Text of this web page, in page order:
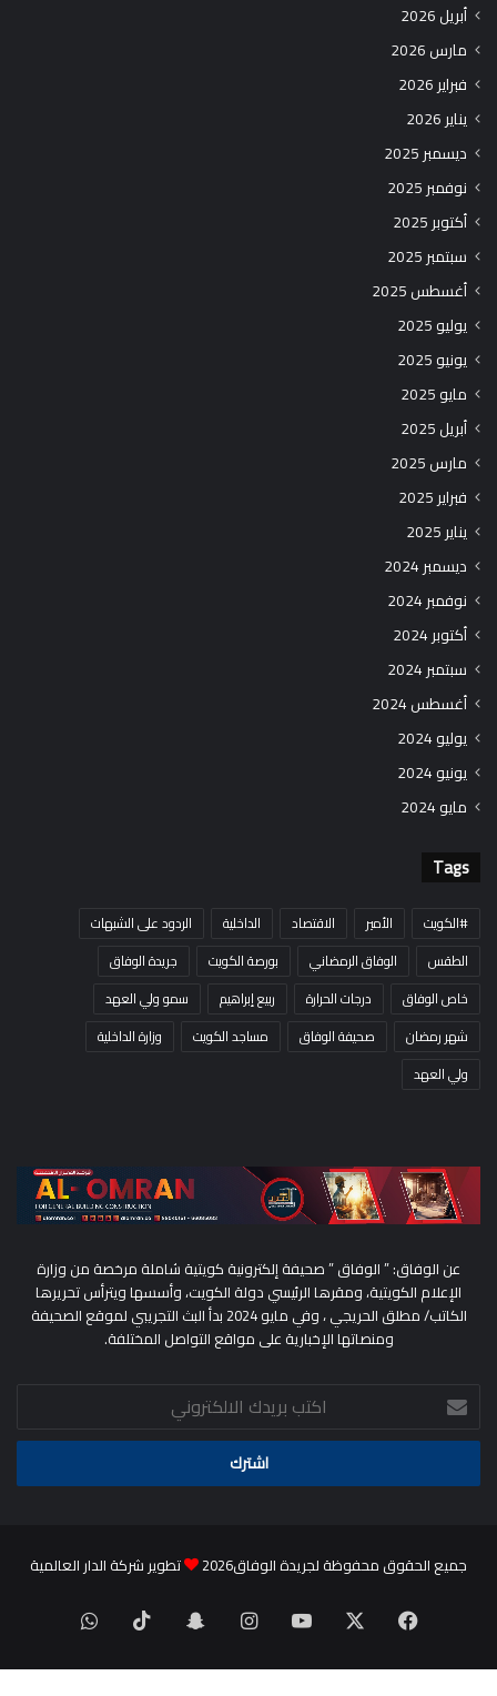
أبريل 2026
مارس 2026
فبراير 2026
يناير 2026
ديسمبر 2025
نوفمبر 2025
أكتوبر 2025
سبتمبر 2025
أغسطس 2025
يوليو 2025
يونيو 2025
مايو 2025
أبريل 2025
مارس 2025
فبراير 2025
يناير 2025
ديسمبر 2024
نوفمبر 2024
أكتوبر 2024
سبتمبر 2024
أغسطس 2024
يوليو 2024
يونيو 2024
مايو 2024
Tags
#الكويت الأمير الاقتصاد الداخلية
الردود على الشبهات
الطقس
الوفاق الرمضاني بورصة الكويت
جريدة الوفاق
خاص الوفاق
درجات الحرارة ربيع إبراهيم
سمو ولي العهد
شهر رمضان
صحيفة الوفاق مساجد الكويت
وزارة الداخلية
ولي العهد
عن الوفاق: ” الوفاق ” صحيفة إلكترونية كويتية شاملة مرخصة من وزارة
الإعلام الكويتية، ومقرها الرئيسي دولة الكويت، وأسسها ويترأس تحريرها
الكاتب/ مطلق الحريجي ، وفي مايو 2024 بدأ البث التجريبي لموقع الصحيفة
ومنصاتها الإخبارية على مواقع التواصل المختلفة.
اكتب
بريدك
الالكتروني
جميع الحقوق محفوظة لجريدة الوفاق2026 تطوير شركة الدار العالمية
فيسبوك ‫YouTubeانستقرامسناب
تشات
‫TikTokواتساب